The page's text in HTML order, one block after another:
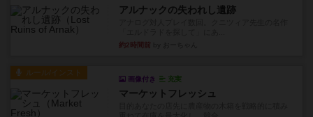
アルナックの失われし遺跡
約2時間前
ルール/インスト
画像付き 充実
マーケットフレッシュ